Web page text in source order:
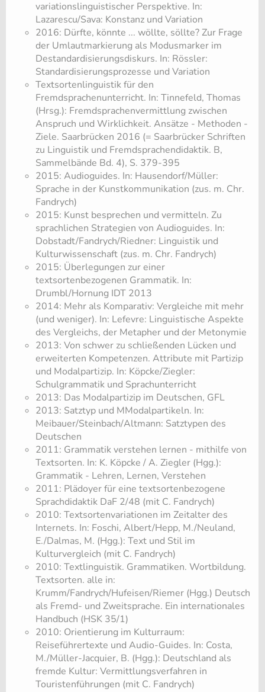
variationslinguistischer Perspektive. In:
Lazarescu/Sava: Konstanz und Variation
2016: Dürfte, könnte ... wöllte, söllte? Zur Frage
der Umlautmarkierung als Modusmarker im
Destandardisierungsdiskurs. In: Rössler:
Standardisierungsprozesse und Variation
​Textsortenlinguistik für den
Fremdsprachenunterricht. In: Tinnefeld, Thomas
(Hrsg.): Fremdsprachenvermittlung zwischen
Anspruch und Wirklichkeit. Ansätze - Methoden -
Ziele. Saarbrücken 2016 (= Saarbrücker Schriften
zu Linguistik und Fremdsprachendidaktik. B,
Sammelbände Bd. 4), S. 379-395
2015: Audioguides. In: Hausendorf/Müller:
Sprache in der Kunstkommunikation (zus. m. Chr.
Fandrych)
2015: Kunst besprechen und vermitteln. Zu
sprachlichen Strategien von Audioguides. In:
Dobstadt/Fandrych/Riedner: Linguistik und
Kulturwissenschaft (zus. m. Chr. Fandrych)
2015: Überlegungen zur einer
textsortenbezogenen Grammatik. In:
Drumbl/Hornung IDT 2013
2014: Mehr als Komparativ: Vergleiche mit mehr
(und weniger). In: Lefevre: Linguistische Aspekte
des Vergleichs, der Metapher und der Metonymie
2013: Von schwer zu schließenden Lücken und
erweiterten Kompetenzen. Attribute mit Partizip
und Modalpartizip. In: Köpcke/Ziegler:
Schulgrammatik und Sprachunterricht
2013: Das Modalpartizip im Deutschen, GFL
2013: Satztyp und MModalpartikeln. In:
Meibauer/Steinbach/Altmann: Satztypen des
Deutschen
2011: Grammatik verstehen lernen - mithilfe von
Textsorten. In: K. Köpcke / A. Ziegler (Hgg.):
Grammatik - Lehren, Lernen, Verstehen
2011: Plädoyer für eine textsortenbezogene
Sprachdidaktik DaF 2/48 (mit C. Fandrych)
2010: Textsortenvariationen im Zeitalter des
Internets. In: Foschi, Albert/Hepp, M./Neuland,
E./Dalmas, M. (Hgg.): Text und Stil im
Kulturvergleich (mit C. Fandrych)
2010: Textlinguistik. Grammatiken. Wortbildung.
Textsorten. alle in:
Krumm/Fandrych/Hufeisen/Riemer (Hgg.) Deutsch
als Fremd- und Zweitsprache. Ein internationales
Handbuch (HSK 35/1)
2010: Orientierung im Kulturraum:
Reiseführertexte und Audio-Guides. In: Costa,
M./Müller-Jacquier, B. (Hgg.): Deutschland als
fremde Kultur: Vermittlungsverfahren in
Touristenführungen (mit C. Fandrych)